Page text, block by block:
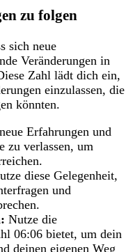
zu folgen
sich neue
Veränderungen in
Zahl lädt dich ein,
einzulassen, die
könnten.
Erfahrungen und
zu verlassen, um
diese Gelegenheit,
und
Nutze die
06:06 bietet, um dein
deinen eigenen Weg